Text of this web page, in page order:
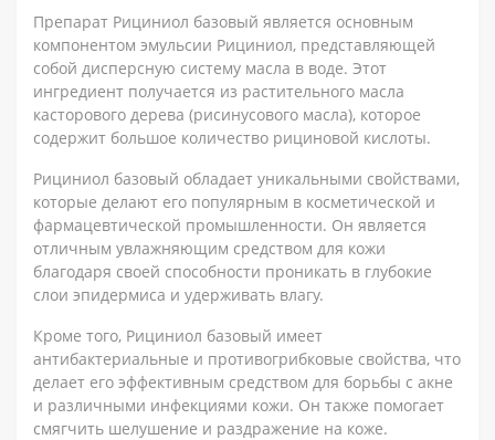
Препарат Рициниол базовый является основным
компонентом эмульсии Рициниол, представляющей
собой дисперсную систему масла в воде. Этот
ингредиент получается из растительного масла
касторового дерева (рисинусового масла), которое
содержит большое количество рициновой кислоты.
Рициниол базовый обладает уникальными свойствами,
которые делают его популярным в косметической и
фармацевтической промышленности. Он является
отличным увлажняющим средством для кожи
благодаря своей способности проникать в глубокие
слои эпидермиса и удерживать влагу.
Кроме того, Рициниол базовый имеет
антибактериальные и противогрибковые свойства, что
делает его эффективным средством для борьбы с акне
и различными инфекциями кожи. Он также помогает
смягчить шелушение и раздражение на коже.